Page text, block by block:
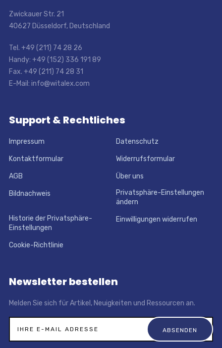
Zwickauer Str. 21
40627 Düsseldorf, Deutschland
Tel. +49 (211) 74 28 26
Handy: +49 (152) 336 191 89
Fax. +49 (211) 74 28 31
E-Mail: info@witalex.com
Support & Rechtliches
Impressum Datenschutz
Kontaktformular Widerrufsformular
AGB Über uns
Bildnachweis
Privatsphäre-Einstellungen
ändern
Historie der Privatsphäre-
Einstellungen
Einwilligungen widerrufen
Cookie-Richtlinie
Newsletter bestellen
Melden Sie sich für Artikel, Neuigkeiten und Ressourcen an.